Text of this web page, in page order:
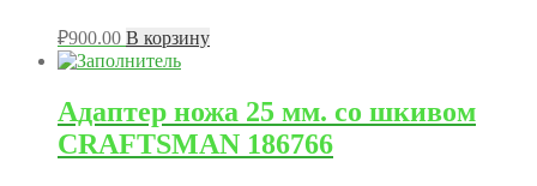
₽900.00 В корзину
Адаптер ножа 25 мм. со шкивом
CRAFTSMAN 186766